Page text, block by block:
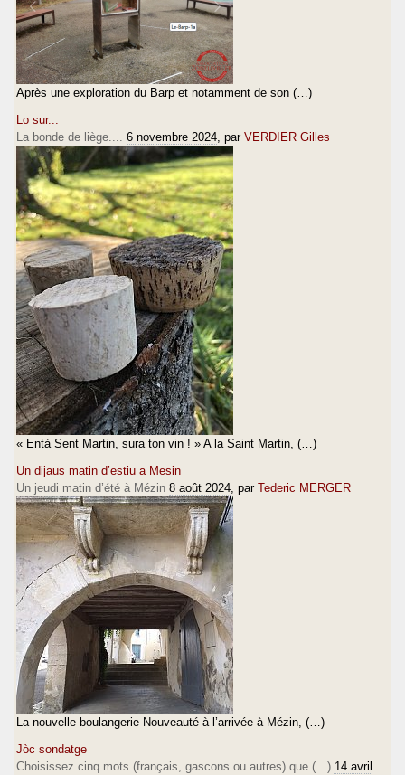
Après une exploration du Barp et notamment de son (…)
Lo sur...
La bonde de liège....
6 novembre 2024 , par VERDIER Gilles
« Entà Sent Martin, sura ton vin ! » A la Saint Martin, (…)
Un dijaus matin d’estiu a Mesin
Un jeudi matin d’été à Mézin 8 août 2024 , par Tederic MERGER
La nouvelle boulangerie Nouveauté à l’arrivée à Mézin, (…)
Jòc sondatge
Choisissez cinq mots (français, gascons ou autres) que (…) 14 avril